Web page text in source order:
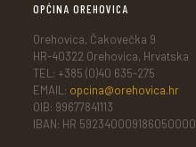
OPĆINA OREHOVICA
Orehovica, Čakovečka 9
HR-40322 Orehovica, Hrvatska
TEL: +385 (0)40 635-275
EMAIL: opcina@orehovica.hr
OIB: 99677841113
IBAN: HR